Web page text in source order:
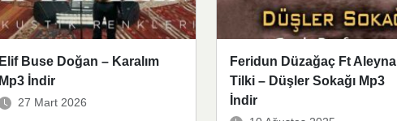
Elif Buse Doğan – Karalım
Mp3 İndir
27 Mart 2026
Feridun Düzağaç Ft Aleyna
Tilki – Düşler Sokağı Mp3
İndir